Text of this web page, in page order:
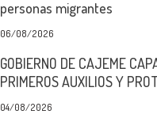
personas migrantes
06/08/2026
GOBIERNO DE CAJEME
PRIMEROS AUXILIOS Y
04/08/2026